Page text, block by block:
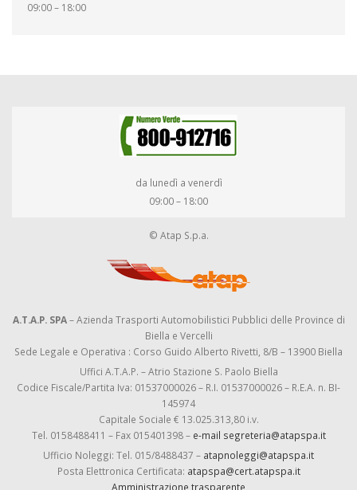
09:00 – 18:00
da lunedì a venerdì
09:00 – 18:00
© Atap S.p.a.
A.T.A.P. SPA– Azienda Trasporti Automobilistici Pubblici delle Province di
Biella e Vercelli
Sede Legale e Operativa : Corso Guido Alberto Rivetti, 8/B – 13900 Biella
Uffici A.T.A.P. – Atrio Stazione S. Paolo Biella
Codice Fiscale/Partita Iva: 01537000026 – R.I. 01537000026 – R.E.A. n. BI-
145974
Capitale Sociale € 13.025.313,80 i.v.
Tel. 0158488411 – Fax 015401398 – e-mail segreteria@atapspa.it
Ufficio Noleggi: Tel. 015/8488437 – atapnoleggi@atapspa.it
Posta Elettronica Certificata: atapspa@cert.atapspa.it
Amministrazione trasparente